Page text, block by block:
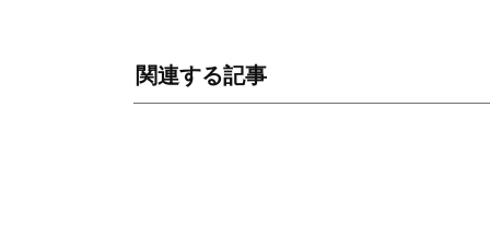
関連する記事